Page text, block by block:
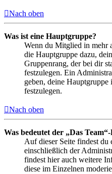
Nach oben
Was ist eine Hauptgruppe?
Wenn du Mitglied in mehr
die Hauptgruppe dazu,
Gruppenrang, der bei dir
festzulegen. Ein
geben, deine
festzulegen.
Nach oben
Was bedeutet der „Das
Auf dieser Seite findest du
einschließlich der
findest hier auch weitere
diese im Einzelnen